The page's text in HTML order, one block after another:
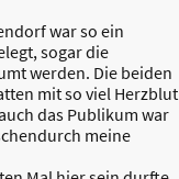
war so ein
sogar die
werden. Die beiden
mit so viel Herzblut
das Publikum war
meine